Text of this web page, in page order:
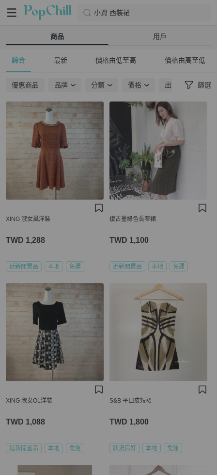
小資 西裝裙
商品 用戶
綜合 最新 價格由低至高 價格由高至低
優惠商品 品牌 分類 價格 出貨地點 篩選
XING 淑女風洋裝
TWD 1,288
近新閒置品 本地 免運
復古墨綠色長窄裙
TWD 1,100
近新閒置品 本地 免運
XING 淑女OL洋裝
TWD 1,088
近新閒置品 本地 免運
S&B 平口皮短裙
TWD 1,800
狀況良好 本地 免運